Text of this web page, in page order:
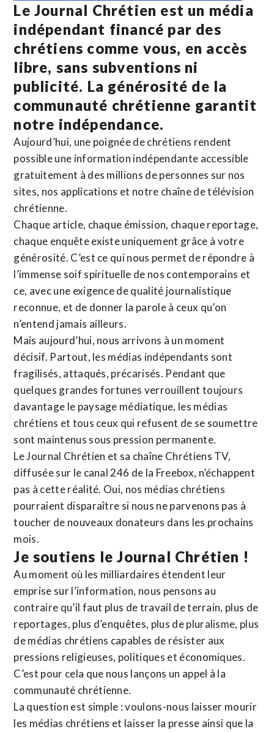
Le Journal Chrétien est un média
indépendant financé par des
chrétiens comme vous, en accès
libre, sans subventions ni
publicité. La générosité de la
communauté chrétienne garantit
notre indépendance.
Aujourd’hui, une poignée de chrétiens rendent
possible une information indépendante accessible
gratuitement à des millions de personnes sur nos
sites, nos applications et notre chaîne de télévision
chrétienne.
Chaque article, chaque émission, chaque reportage,
chaque enquête existe uniquement grâce à votre
générosité. C’est ce qui nous permet de répondre à
l’immense soif spirituelle de nos contemporains et
ce, avec une exigence de qualité journalistique
reconnue, et de donner la parole à ceux qu’on
n’entend jamais ailleurs.
Mais aujourd’hui, nous arrivons à un moment
décisif. Partout, les médias indépendants sont
fragilisés, attaqués, précarisés. Pendant que
quelques grandes fortunes verrouillent toujours
davantage le paysage médiatique, les médias
chrétiens et tous ceux qui refusent de se soumettre
sont maintenus sous pression permanente.
Le Journal Chrétien et sa chaîne Chrétiens TV,
diffusée sur le canal 246 de la Freebox, n’échappent
pas à cette réalité. Oui, nos médias chrétiens
pourraient disparaître si nous ne parvenons pas à
toucher de nouveaux donateurs dans les prochains
mois.
Je soutiens le Journal Chrétien !
Au moment où les milliardaires étendent leur
emprise sur l’information, nous pensons au
contraire qu’il faut plus de travail de terrain, plus de
reportages, plus d’enquêtes, plus de pluralisme, plus
de médias chrétiens capables de résister aux
pressions religieuses, politiques et économiques.
C’est pour cela que nous lançons un appel à la
communauté chrétienne.
La question est simple : voulons-nous laisser mourir
les médias chrétiens et laisser la presse ainsi que la